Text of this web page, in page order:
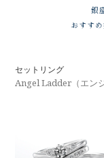
銀
おすす
セットリング
Angel Ladder（エン